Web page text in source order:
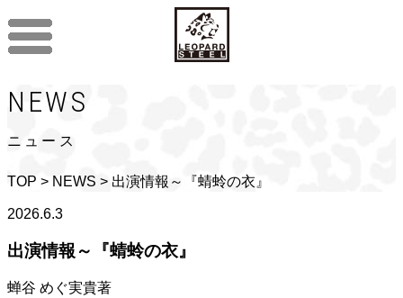
NEWS
ニュース
TOP > NEWS > 出演情報～『蜻蛉の衣』
2026.6.3
出演情報～『蜻蛉の衣』
蝉谷 めぐ実貴著